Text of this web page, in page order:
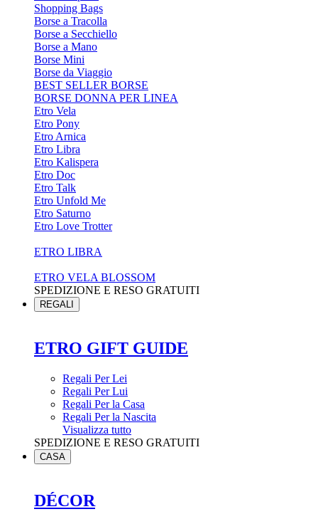
Shopping Bags
Borse a Tracolla
Borse a Secchiello
Borse a Mano
Borse Mini
Borse da Viaggio
BEST SELLER BORSE
BORSE DONNA PER LINEA
Etro Vela
Etro Pony
Etro Arnica
Etro Libra
Etro Kalispera
Etro Doc
Etro Talk
Etro Unfold Me
Etro Saturno
Etro Love Trotter
ETRO LIBRA
ETRO VELA BLOSSOM
SPEDIZIONE E RESO GRATUITI
REGALI
ETRO GIFT GUIDE
Regali Per Lei
Regali Per Lui
Regali Per la Casa
Regali Per la Nascita
Visualizza tutto
SPEDIZIONE E RESO GRATUITI
CASA
DÉCOR